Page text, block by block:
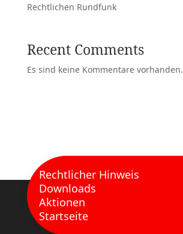
Rechtlichen Rundfunk
Recent Comments
Es sind keine Kommentare vorhanden.
Rechtlicher Hinweis
Downloads
Aktionen
Startseite